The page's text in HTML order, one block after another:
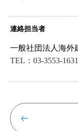
連絡担当者
一般社団法人海
TEL：03-3553-